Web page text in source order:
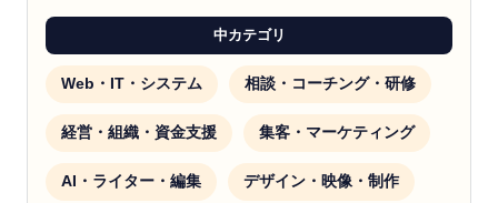
中カテゴリ
Web・IT・システム 相談・コーチング・研修
経営・組織・資金支援 集客・マーケティング
AI・ライター・編集 デザイン・映像・制作